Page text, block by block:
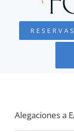
FUNDACIÓN
RESERVAS
Alegaciones a